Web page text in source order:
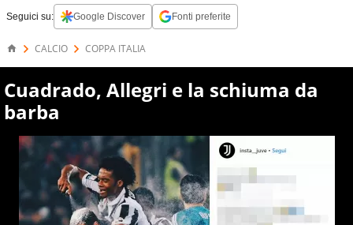
Seguici su: Google Discover Fonti preferite
CALCIO COPPA ITALIA
Cuadrado, Allegri e la schiuma da
barba